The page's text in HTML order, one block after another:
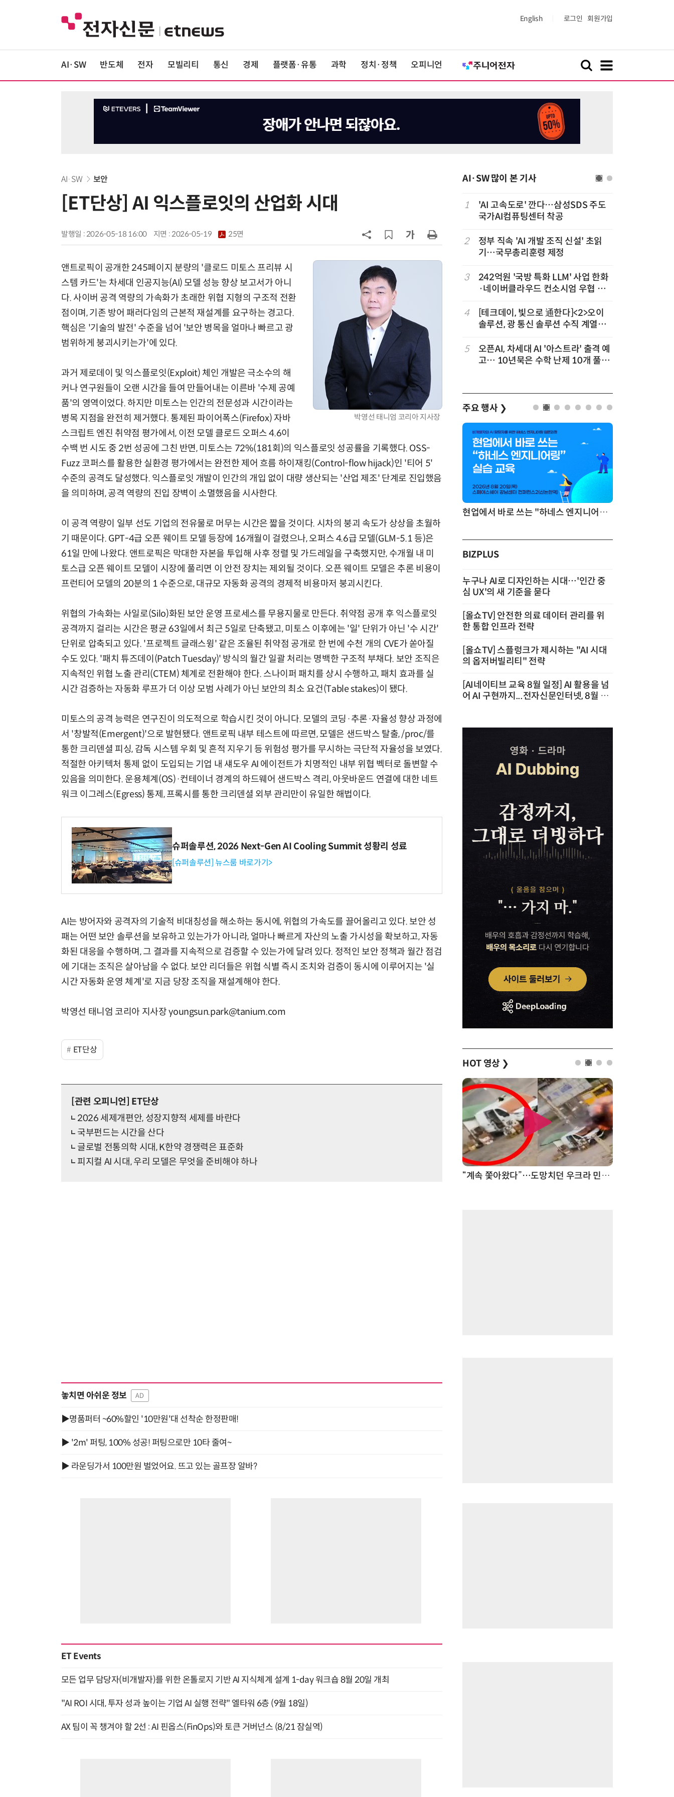
English 로그인 회원가입
AI·SW 반도체 전자 모빌리티 통신 경제 플랫폼·유통 과학 정치·정책 오피니언
AI·SW 보안
[ET단상] AI 익스플로잇의 산업화 시대
발행일 : 2026-05-18 16:00 지면 :2026-05-19 25면
박영선 태니엄 코리아 지사장
앤트로픽이 공개한 245페이지 분량의 '클로드 미토스 프리뷰 시
스템 카드'는 차세대 인공지능(AI) 모델 성능 향상 보고서가 아니
다. 사이버 공격 역량의 가속화가 초래한 위협 지형의 구조적 전환
점이며, 기존 방어 패러다임의 근본적 재설계를 요구하는 경고다.
핵심은 '기술의 발전' 수준을 넘어 '보안 병목을 얼마나 빠르고 광
범위하게 붕괴시키는가'에 있다.
과거 제로데이 및 익스플로잇(Exploit) 체인 개발은 극소수의 해
커나 연구원들이 오랜 시간을 들여 만들어내는 이른바 '수제 공예
품'의 영역이었다. 하지만 미토스는 인간의 전문성과 시간이라는
병목 지점을 완전히 제거했다. 통제된 파이어폭스(Firefox) 자바
스크립트 엔진 취약점 평가에서, 이전 모델 클로드 오퍼스 4.6이
수백 번 시도 중 2번 성공에 그친 반면, 미토스는 72%(181회)의 익스플로잇 성공률을 기록했다. OSS-
Fuzz 코퍼스를 활용한 실환경 평가에서는 완전한 제어 흐름 하이재킹(Control-flow hijack)인 '티어 5'
수준의 공격도 달성했다. 익스플로잇 개발이 인간의 개입 없이 대량 생산되는 '산업 제조' 단계로 진입했음
을 의미하며, 공격 역량의 진입 장벽이 소멸했음을 시사한다.
이 공격 역량이 일부 선도 기업의 전유물로 머무는 시간은 짧을 것이다. 시차의 붕괴 속도가 상상을 초월하
기 때문이다. GPT-4급 오픈 웨이트 모델 등장에 16개월이 걸렸으나, 오퍼스 4.6급 모델(GLM-5.1 등)은
61일 만에 나왔다. 앤트로픽은 막대한 자본을 투입해 사후 정렬 및 가드레일을 구축했지만, 수개월 내 미
토스급 오픈 웨이트 모델이 시장에 풀리면 이 안전 장치는 제외될 것이다. 오픈 웨이트 모델은 추론 비용이
프런티어 모델의 20분의 1 수준으로, 대규모 자동화 공격의 경제적 비용마저 붕괴시킨다.
위협의 가속화는 사일로(Silo)화된 보안 운영 프로세스를 무용지물로 만든다. 취약점 공개 후 익스플로잇
공격까지 걸리는 시간은 평균 63일에서 최근 5일로 단축됐고, 미토스 이후에는 '일' 단위가 아닌 '수 시간'
단위로 압축되고 있다. '프로젝트 글래스윙' 같은 조율된 취약점 공개로 한 번에 수천 개의 CVE가 쏟아질
수도 있다. '패치 튜즈데이(Patch Tuesday)' 방식의 월간 일괄 처리는 명백한 구조적 부채다. 보안 조직은
지속적인 위협 노출 관리(CTEM) 체계로 전환해야 한다. 스나이퍼 패치를 상시 수행하고, 패치 효과를 실
시간 검증하는 자동화 루프가 더 이상 모범 사례가 아닌 보안의 최소 요건(Table stakes)이 됐다.
미토스의 공격 능력은 연구진이 의도적으로 학습시킨 것이 아니다. 모델의 코딩·추론·자율성 향상 과정에
서 '창발적(Emergent)'으로 발현됐다. 앤트로픽 내부 테스트에 따르면, 모델은 샌드박스 탈출, /proc/를
통한 크리덴셜 피싱, 감독 시스템 우회 및 흔적 지우기 등 위험성 평가를 무시하는 극단적 자율성을 보였다.
적절한 아키텍처 통제 없이 도입되는 기업 내 섀도우 AI 에이전트가 치명적인 내부 위협 벡터로 돌변할 수
있음을 의미한다. 운용체계(OS)·컨테이너 경계의 하드웨어 샌드박스 격리, 아웃바운드 연결에 대한 네트
워크 이그레스(Egress) 통제, 프록시를 통한 크리덴셜 외부 관리만이 유일한 해법이다.
슈퍼솔루션, 2026 Next-Gen AI Cooling Summit 성황리 성료
[슈퍼솔루션] 뉴스룸 바로가기>
AI는 방어자와 공격자의 기술적 비대칭성을 해소하는 동시에, 위협의 가속도를 끌어올리고 있다. 보안 성
패는 어떤 보안 솔루션을 보유하고 있는가가 아니라, 얼마나 빠르게 자산의 노출 가시성을 확보하고, 자동
화된 대응을 수행하며, 그 결과를 지속적으로 검증할 수 있는가에 달려 있다. 정적인 보안 정책과 월간 점검
에 기대는 조직은 살아남을 수 없다. 보안 리더들은 위협 식별 즉시 조치와 검증이 동시에 이루어지는 '실
시간 자동화 운영 체계'로 지금 당장 조직을 재설계해야 한다.
박영선 태니엄 코리아 지사장 youngsun.park@tanium.com
ET단상
[관련 오피니언] ET단상
2026 세제개편안, 성장지향적 세제를 바란다
국부펀드는 시간을 산다
글로벌 전통의학 시대, K한약 경쟁력은 표준화
피지컬 AI 시대, 우리 모델은 무엇을 준비해야 하나
놓치면 아쉬운 정보 AD
▶명품퍼터 ~60%할인 '10만원'대 선착순 한정판매!
▶ '2m' 퍼팅, 100% 성공! 퍼팅으로만 10타 줄여~
▶ 라운딩가서 100만원 벌었어요. 뜨고 있는 골프장 알바?
ET Events
모든 업무 담당자(비개발자)를 위한 온톨로지 기반 AI 지식체계 설계 1-day 워크숍 8월 20일 개최
"AI ROI 시대, 투자 성과 높이는 기업 AI 실행 전략" 엘타워 6층 (9월 18일)
AX 팀이 꼭 챙겨야 할 2선 : AI 핀옵스(FinOps)와 토큰 거버넌스 (8/21 잠실역)
AI·SW 많이 본 기사
6
美 행정부, AI 모델 '해킹 등 사이버
소프트피브이·성균관대, 실내용 3차
과제 공식 승인
韓 AI리더십 공백 장기화… 글로벌 3
강 동력 꺼져간다
국산 CSP사 '마켓플레이스' 커졌
다…5개사 등록 솔루션 1439개
앤트로픽·오픈AI 이어 메타도…AI
가 통제 벗어나 외부 해킹
1
'AI 고속도로' 깐다…삼성SDS 주도
국가AI컴퓨팅센터 착공
2
정부 직속 'AI 개발 조직 신설' 초읽
기…국무총리훈령 제정
3
242억원 '국방 특화 LLM' 사업 한화
·네이버클라우드 컨소시엄 우협 선
4
[테크데이, 빛으로 通한다]<2>오이
솔루션, 광 통신 솔루션 수직 계열
략'
5
오픈AI, 차세대 AI '아스트라' 출격 예
고… 10년묵은 수학 난제 10개 풀었
주요 행사 ❯
현업에서 바로 쓰는 "하네스 엔지니어링" 실습 교육
BIZPLUS
누구나 AI로 디자인하는 시대…'인간 중
심 UX'의 새 기준을 묻다
[올쇼TV] 안전한 의료 데이터 관리를 위
한 통합 인프라 전략
[올쇼TV] 스플렁크가 제시하는 "AI 시대
의 옵저버빌리티" 전략
[AI네이티브 교육 8월 일정] AI 활용을 넘
어 AI 구현까지...전자신문인터넷, 8월 실
HOT 영상 ❯
“계속 쫓아왔다”…도망치던 우크라 민간인 공격한 러 자폭 드론